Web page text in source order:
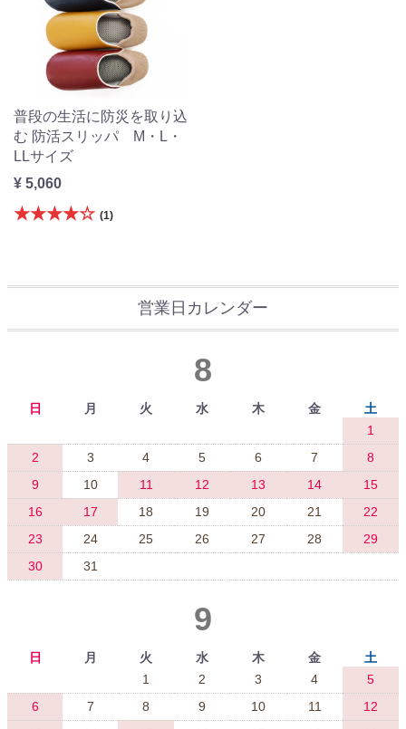
普段の生活に防災を取り込
む 防活スリッパ M・L・
LLサイズ
¥ 5,060
★★★★☆ (1)
営業日カレンダー
8
日 月 火 水 木 金
土
1
2
3 4 5 6 7
8
9
10 11 12 13 14
15
16
17 18 19 20 21
22
23
24 25 26 27 28
29
30
31
9
日 月 火 水 木 金
土
1
2 3 4
5
6
7 8 9 10 11
12